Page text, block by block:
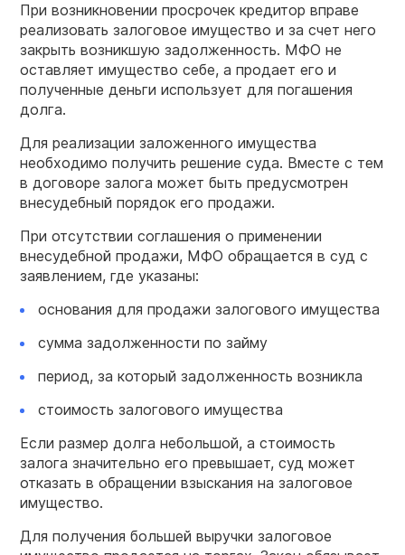
При возникновении просрочек кредитор вправе
реализовать залоговое имущество и за счет него
закрыть возникшую задолженность. МФО не
оставляет имущество себе, а продает его и
полученные деньги использует для погашения
долга.
Для реализации заложенного имущества
необходимо получить решение суда. Вместе с тем
в договоре залога может быть предусмотрен
внесудебный порядок его продажи.
При отсутствии соглашения о применении
внесудебной продажи, МФО обращается в суд с
заявлением, где указаны:
основания для продажи залогового имущества
сумма задолженности по займу
период, за который задолженность возникла
стоимость залогового имущества
Если размер долга небольшой, а стоимость
залога значительно его превышает, суд может
отказать в обращении взыскания на залоговое
имущество.
Для получения большей выручки залоговое